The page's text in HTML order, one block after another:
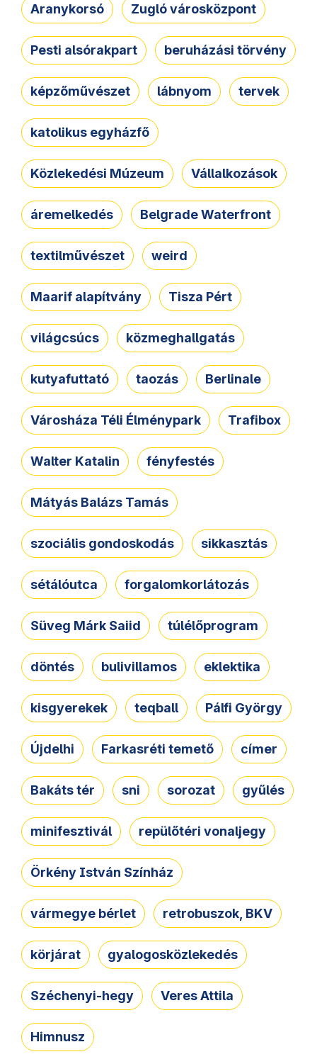
Aranykorsó Zugló városközpont
Pesti alsórakpart beruházási törvény
képzőművészet lábnyom tervek
katolikus egyházfő
Közlekedési Múzeum Vállalkozások
áremelkedés Belgrade Waterfront
textilművészet weird
Maarif alapítvány Tisza Pért
világcsúcs közmeghallgatás
kutyafuttató taozás Berlinale
Városháza Téli Élménypark Trafibox
Walter Katalin fényfestés
Mátyás Balázs Tamás
szociális gondoskodás sikkasztás
sétálóutca forgalomkorlátozás
Süveg Márk Saiid túlélőprogram
döntés bulivillamos eklektika
kisgyerekek teqball Pálfi György
Újdelhi Farkasréti temető címer
Bakáts tér sni sorozat gyűlés
minifesztivál repülőtéri vonaljegy
Örkény István Színház
vármegye bérlet retrobuszok, BKV
körjárat gyalogosközlekedés
Széchenyi-hegy Veres Attila
Himnusz